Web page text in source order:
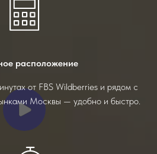
расположение
от FBS Wildberries и рядом с
Москвы — удобно и быстро.